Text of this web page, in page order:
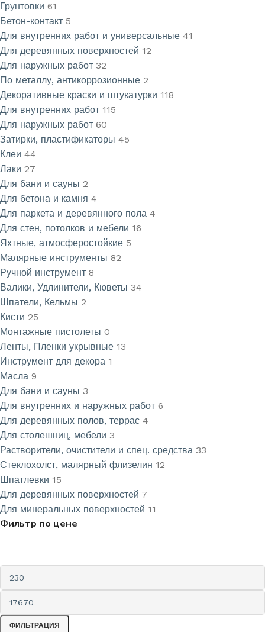
Грунтовки 61
Бетон-контакт 5
Для внутренних работ и универсальные 41
Для деревянных поверхностей 12
Для наружных работ 32
По металлу, антикоррозионные 2
Декоративные краски и штукатурки 118
Для внутренних работ 115
Для наружных работ 60
Затирки, пластификаторы 45
Клеи 44
Лаки 27
Для бани и сауны 2
Для бетона и камня 4
Для паркета и деревянного пола 4
Для стен, потолков и мебели 16
Яхтные, атмосферостойкие 5
Малярные инструменты 82
Ручной инструмент 8
Валики, Удлинители, Кюветы 34
Шпатели, Кельмы 2
Кисти 25
Монтажные пистолеты 0
Ленты, Пленки укрывные 13
Инструмент для декора 1
Масла 9
Для бани и сауны 3
Для внутренних и наружных работ 6
Для деревянных полов, террас 4
Для столешниц, мебели 3
Растворители, очистители и спец. средства 33
Стеклохолст, малярный флизелин 12
Шпатлевки 15
Для деревянных поверхностей 7
Для минеральных поверхностей 11
Фильтр по цене
ФИЛЬТРАЦИЯ